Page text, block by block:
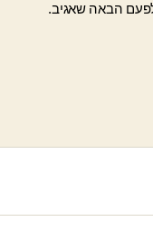
הבאה שאגיב.